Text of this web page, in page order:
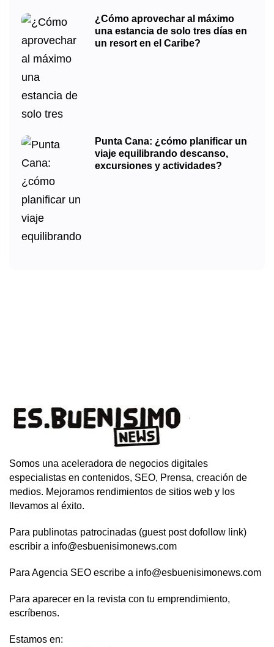
¿Cómo aprovechar al máximo
una estancia de solo tres días en
un resort en el Caribe?
Punta Cana: ¿cómo planificar un
viaje equilibrando descanso,
excursiones y actividades?
Somos una aceleradora de negocios digitales
especialistas en contenidos, SEO, Prensa, creación de
medios. Mejoramos rendimientos de sitios web y los
llevamos al éxito.
Para publinotas patrocinadas (guest post dofollow link)
escribir a info@esbuenisimonews.com
Para Agencia SEO escribe a info@esbuenisimonews.com
Para aparecer en la revista con tu emprendimiento,
escríbenos.
Estamos en: